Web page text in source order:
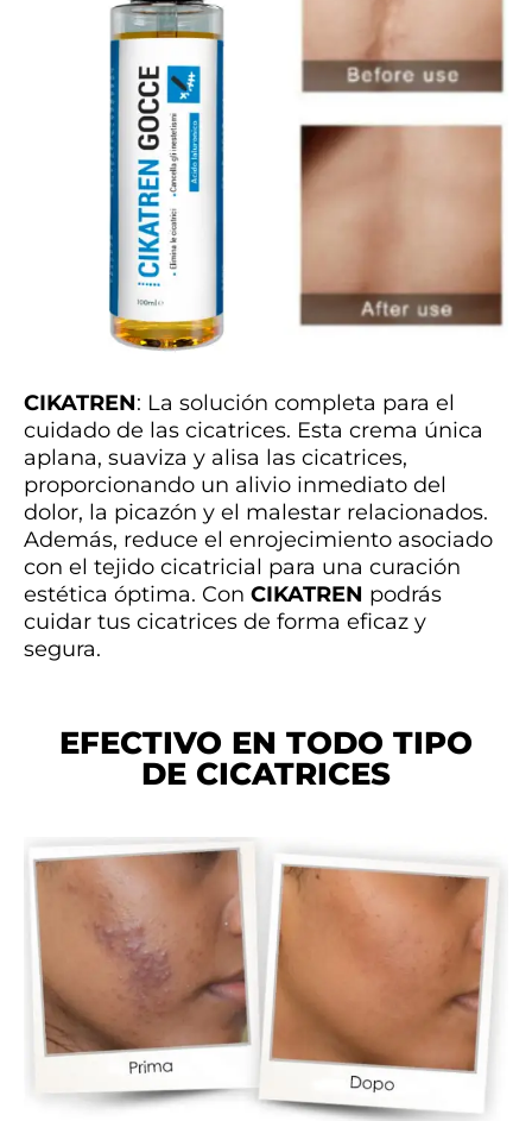
CIKATREN: La solución completa para el
cuidado de las cicatrices. Esta crema única
aplana, suaviza y alisa las cicatrices,
proporcionando un alivio inmediato del
dolor, la picazón y el malestar relacionados.
Además, reduce el enrojecimiento asociado
con el tejido cicatricial para una curación
estética óptima. Con CIKATREN podrás
cuidar tus cicatrices de forma eficaz y
segura.
EFECTIVO EN TODO TIPO
DE CICATRICES